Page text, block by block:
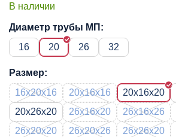
В наличии
Диаметр трубы МП:
16
20 26 32
Размер:
16x20x16
20x16x16 20x16x20
20x26x20
26x16x20 26x16x26
26x20x20
26x20x26 26x26x20